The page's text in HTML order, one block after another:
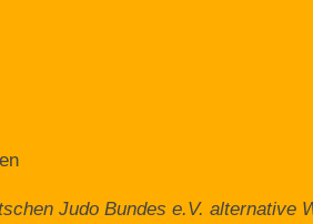
Judo Bundes e.V. alternative